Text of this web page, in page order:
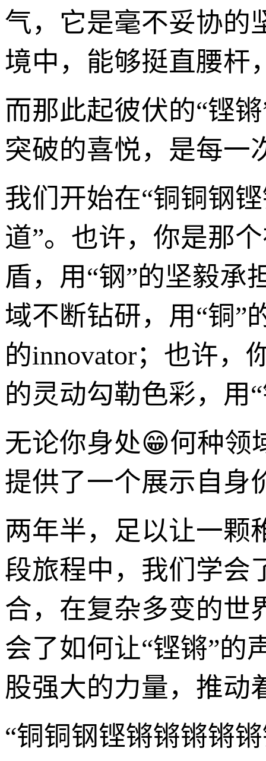
气，它是毫不妥协的
境中，能够挺直腰杆
而那此起彼伏的“铿
突破的喜悦，是每一
我们开始在“铜铜钢
道”。也许，你是那
盾，用“钢”的坚毅承
域不断钻研，用“铜”
的innovator；也许，
的灵动勾勒色彩，用
无论你身处😁何种领
提供了一个展示自身
两年半，足以让一颗
段旅程中，我们学会
合，在复杂多变的世
会了如何让“铿锵”的
股强大的力量，推动
“铜铜钢铿锵锵锵锵